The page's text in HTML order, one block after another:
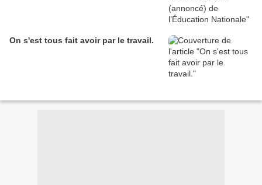
On s'est tous fait avoir par le travail.